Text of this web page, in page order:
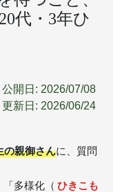
代・3年ひ
公開日: 2026/07/08
更新日: 2026/06/24
の親御さんに、質問
「多様化（ ひきこも